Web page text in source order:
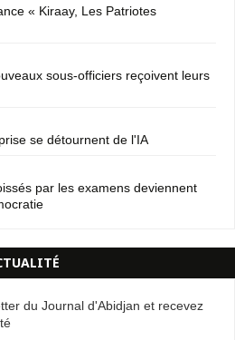
« Kiraay, Les Patriotes
sous-officiers reçoivent leurs
se détournent de l'IA
par les examens deviennent
du Journal d'Abidjan et recevez